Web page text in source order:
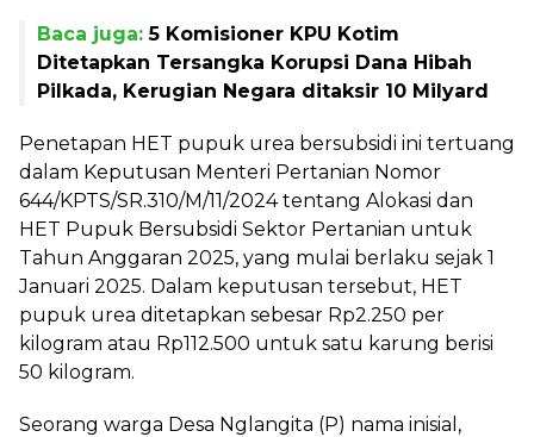
Baca juga:5 Komisioner KPU Kotim
Ditetapkan Tersangka Korupsi Dana Hibah
Pilkada, Kerugian Negara ditaksir 10 Milyard
Penetapan HET pupuk urea bersubsidi ini tertuang
dalam Keputusan Menteri Pertanian Nomor
644/KPTS/SR.310/M/11/2024 tentang Alokasi dan
HET Pupuk Bersubsidi Sektor Pertanian untuk
Tahun Anggaran 2025, yang mulai berlaku sejak 1
Januari 2025. Dalam keputusan tersebut, HET
pupuk urea ditetapkan sebesar Rp2.250 per
kilogram atau Rp112.500 untuk satu karung berisi
50 kilogram.
Seorang warga Desa Nglangita (P) nama inisial,